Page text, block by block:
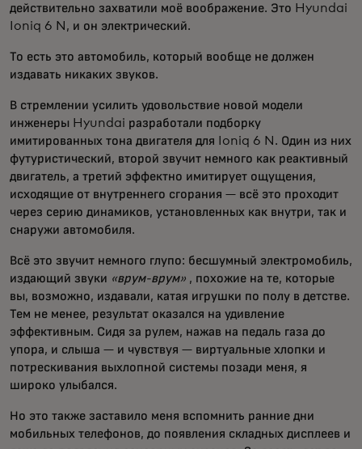
действительно захватили моё воображение. Это Hyundai
Ioniq 6 N, и он электрический.
То есть это автомобиль, который вообще не должен
издавать никаких звуков.
В стремлении усилить удовольствие новой модели
инженеры Hyundai разработали подборку
имитированных тона двигателя для Ioniq 6 N. Один из них
футуристический, второй звучит немного как реактивный
двигатель, а третий эффектно имитирует ощущения,
исходящие от внутреннего сгорания — всё это проходит
через серию динамиков, установленных как внутри, так и
снаружи автомобиля.
Всё это звучит немного глупо: бесшумный электромобиль,
издающий звуки «врум-врум» , похожие на те, которые
вы, возможно, издавали, катая игрушки по полу в детстве.
Тем не менее, результат оказался на удивление
эффективным. Сидя за рулем, нажав на педаль газа до
упора, и слыша — и чувствуя — виртуальные хлопки и
потрескивания выхлопной системы позади меня, я
широко улыбался.
Но это также заставило меня вспомнить ранние дни
мобильных телефонов, до появления складных дисплеев и